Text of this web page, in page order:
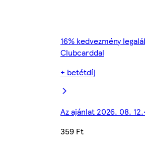
16% kedvezmény
Clubcarddal
+ betétdíj
Az ajánlat 2026. 08.
359 Ft